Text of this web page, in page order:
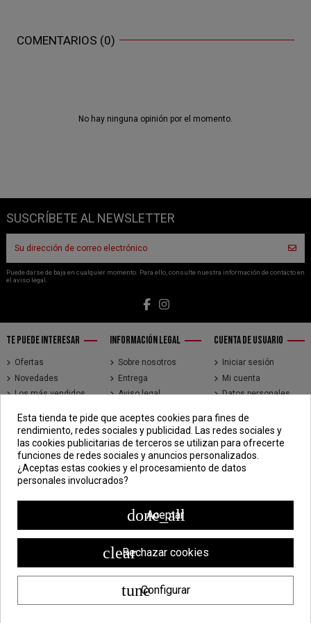
COMENTARIOS (0)
No hay ninguna opinión por el momento.
SUSCRÍBETE AL NEWSLETTER
Puede darse de baja en cualquier momento. Para ello, consulte nuestra información de contacto en
el aviso legal.
TE PUEDE INTERESAR
Ofertas
Novedades
Los más vendidos
INFORMACIÓN LEGAL
Sobre nosotros
Entrega
Aviso legal
condiciones de uso
Pago seguro
CUENTA DE USUARIO
Iniciar sesión
Mi cuenta
Datos personales
Direcciones
Seguimiento de
pedidos de clientes
invitados
CONTÁCTENOS
CDV - Componentes Diesel Vidal
998 304 695 | 988 338 835
Esta tienda te pide que aceptes cookies para fines de
rendimiento, redes sociales y publicidad. Las redes sociales y
las cookies publicitarias de terceros se utilizan para ofrecerte
funciones de redes sociales y anuncios personalizados.
¿Aceptas estas cookies y el procesamiento de datos
personales involucrados?
done_all
Aceptar
clearRechazar cookies
tuneConfigurar